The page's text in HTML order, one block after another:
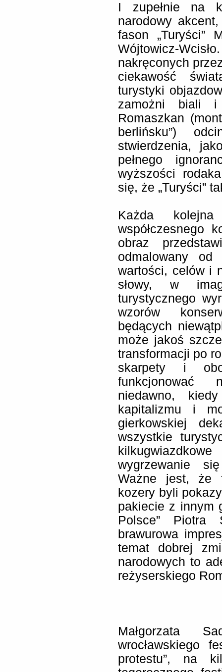
I zupełnie na
narodowy
fason „Turyści”
Wójtowicz-
nakręconych
ciekawość
turystyki
zamożni biali
Romaszkan
berlińsku”)
stwierdzenia,
pełnego
wyższości
się, że „Turyści”
Każda
współczesnego
obraz
odmalowany
wartości, celów i
słowy, w
turystycznego
wzorów
będących
może jakoś
transformacji po
skarpety i
funkcjonować
niedawno,
kapitalizmu i
gierkowskiej
wszystkie
wygrzewanie
Ważne jest, że
kozery byli
pakiecie z innym
Polsce” Piotra
brawurowa
temat dobrej
narodowych to
reżyserskiego
Małgorzata
wrocławskiego
protestu”, na